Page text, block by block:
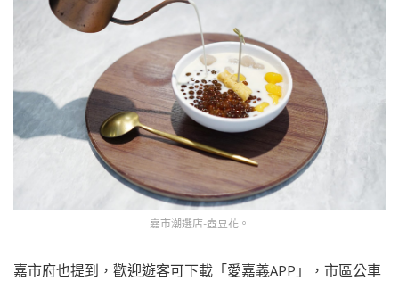
嘉市潮選店-壺豆花。
嘉市府也提到，歡迎遊客可下載「愛嘉義APP」，市區公車